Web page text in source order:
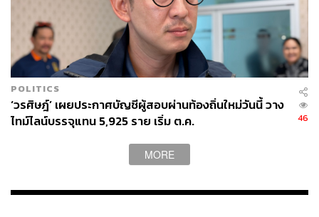
อนุทินยังกล่าวต่อว่า ตนมาวันนี้ไม่มีพรรค​ เพราะวันนี้เป็นมท.​
1 ต้องดูแลให้ครบยิ่งวันนี้รู้จักกันแล้ว ยังไงก็เอียง ยังไงก็มี
ความผูกพัน เพราะฉะนั้นเราถือว่าเป็นพี่น้องกัน ด้วยหน้าที่ที่
ตนต้องทำ พร้อมกล่าวต่อว่า​ ถนนสี่เลนก็มากุดอยู่ตรงนี้ ใครที่
ทำให้กุด​ ก็ไม่ต้องไปเลือกเขา ภาวนาว่า​ อย่าได้งบเลย จะได้
เอางบมาให้เอง พูดวันนี้​คอยดู เดี๋ยวงบมาแน่ เพราะฉะนั้นใคร
เข้ามา​ ก็ทำเหอะ เผลอๆ ตนก็จะไปกาให้เขาด้วย
อนุทิน​ ยังกล่าวทิ้งท้ายว่า​ วันนี้ฝากเนื้อฝากตัว​ ยืนยันว่าตน
และดู๋ดี๋ ซี้กัน วันนี้เขาเป็นสส.พรรคไทยสร้างไทย​ ก็ทำหน้าที่
แล้วกัน เที่ยวนี้ยกให้ก่อนเที่ยวหน้าว่ากัน
POLITICS
‘วรศิษฎ์’ เผยประกาศบัญชีผู้สอบผ่านท้องถิ่นใหม่วันนี้ วาง
ไทม์ไลน์บรรจุแทน 5,925 ราย เริ่ม ต.ค.
46
MORE